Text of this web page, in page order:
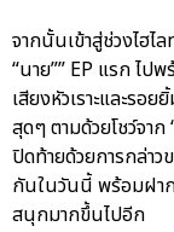
จากนั้นเข้าสู่ช่วงไฮ
“นาย”” EP แรก ไ
เสียงหัวเราะและรอ
สุดๆ ตามด้วยโชว์จา
ปิดท้ายด้วยการกล่า
กันในวันนี้ พร้อมฝาก
สนุกมากขึ้นไปอีก